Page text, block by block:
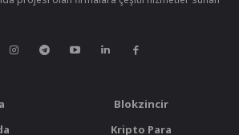
Blokzincir
Kripto Para